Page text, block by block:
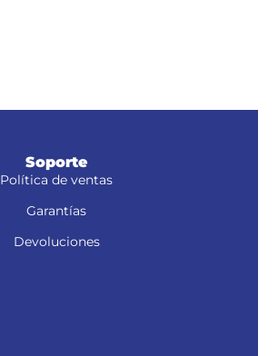
Soporte
Política de ventas
Garantías
Devoluciones